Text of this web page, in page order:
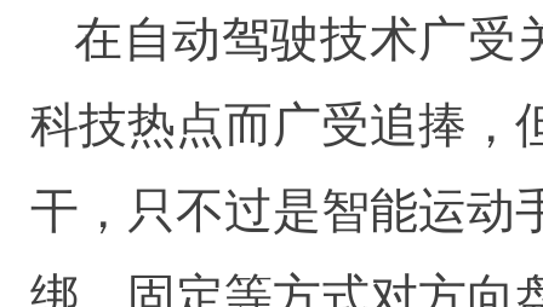
在自动驾驶技术广受
科技热点而广受追捧，
干，只不过是智能运动
绑、固定等方式对方向